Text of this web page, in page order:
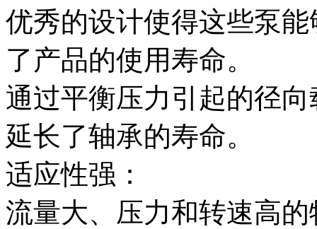
优秀的设计使得这些泵
了产品的使用寿命。
通过平衡压力引起的径
延长了轴承的寿命。
适应性强：
流量大、压力和转速高